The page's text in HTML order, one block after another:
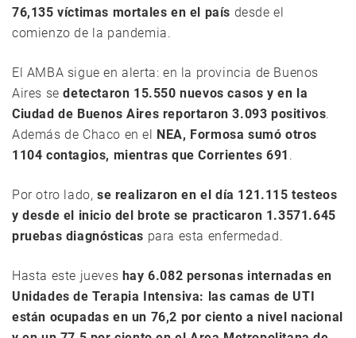
76,135 víctimas mortales en el país desde el
comienzo de la pandemia.
El AMBA sigue en alerta: en la provincia de Buenos
Aires sedetectaron 15.550 nuevos casos y en la
Ciudad de Buenos Aires reportaron 3.093 positivos.
Además de Chaco en el NEA, Formosa sumó otros
1104 contagios, mientras que Corrientes 691 .
Por otro lado, se realizaron en el día 121.115 testeos
y desde el inicio del brote se practicaron 1.3571.645
pruebas diagnósticas​ para esta enfermedad.
Hasta este jueves hay 6.082 personas internadas en
Unidades de Terapia Intensiva: las camas de UTI
están ocupadas en un 76,2 por ciento a nivel nacional